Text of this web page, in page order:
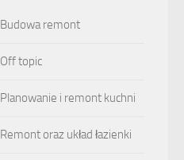
Budowa remont
Off topic
Planowanie i remont kuchni
Remont oraz układ łazienki